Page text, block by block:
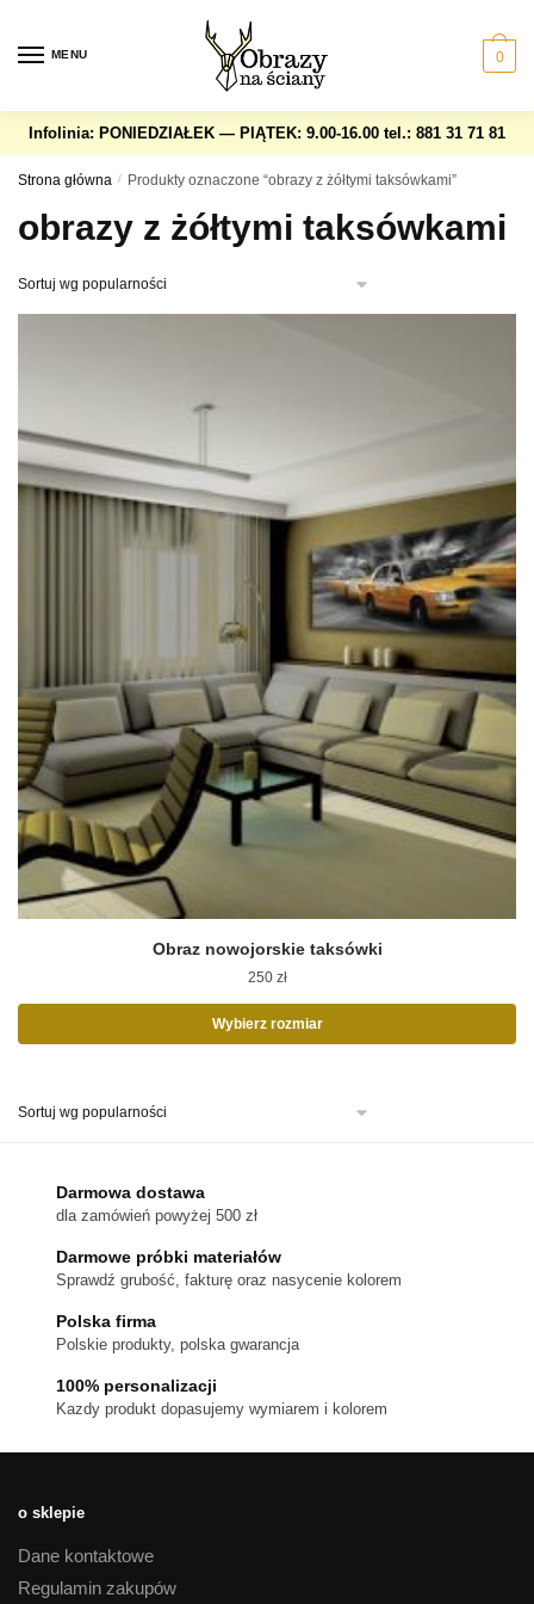
navigation
content
MENU 0
Infolinia: PONIEDZIAŁEK — PIĄTEK: 9.00-16.00 tel.: 881 31 71 81
Strona główna / Produkty oznaczone “obrazy z żółtymi taksówkami”
obrazy z żółtymi taksówkami
Obraz nowojorskie taksówki
250 zł
Wybierz rozmiar
wybrać
na
produktu
Darmowa dostawa
dla zamówień powyżej 500 zł
Darmowe próbki materiałów
Sprawdź grubość, fakturę oraz nasycenie kolorem
Polska firma
Polskie produkty, polska gwarancja
100% personalizacji
Kazdy produkt dopasujemy wymiarem i kolorem
o sklepie
Dane kontaktowe
Regulamin zakupów